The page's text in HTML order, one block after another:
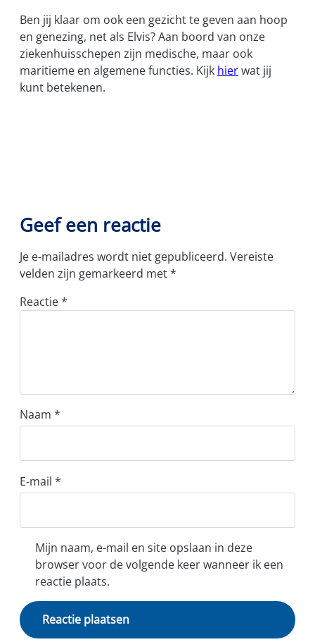
Ben jij klaar om ook een gezicht te geven aan hoop
en genezing, net als Elvis? Aan boord van onze
ziekenhuisschepen zijn medische, maar ook
maritieme en algemene functies. Kijk hierwat jij
kunt betekenen.
Geef een reactie
Je e-mailadres wordt niet gepubliceerd. Vereiste
velden zijn gemarkeerd met*
Reactie*
Naam *
E-mail *
Mijn naam, e-mail en site opslaan in deze
browser voor de volgende keer wanneer ik een
reactie plaats.